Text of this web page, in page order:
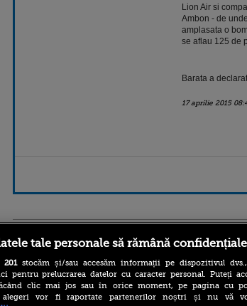
Lion Air si
Ambon - de
amplasata o
se aflau 125 de
Barata a
17 aprilie 2015
Stirileprotv.ro ilike-it.ro
tale personale să rămână confidențiale
201stocăm și/sau accesăm informații pe dispozitivul
pentru prelucrarea datelor cu caracter personal. Puteți
clic mai jos sau în orice moment, pe pagina cu
alegeri vor fi raportate partenerilor noștri și nu vă